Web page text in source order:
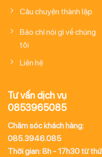
Câu chuyện thành lập
Báo chí nói gì về chúng
tôi
Liên hệ
Tư vấn dịch vụ
0853965085
Chăm sóc khách hàng:
085.3946.085
Thời gian: 8h - 17h30 từ thứ